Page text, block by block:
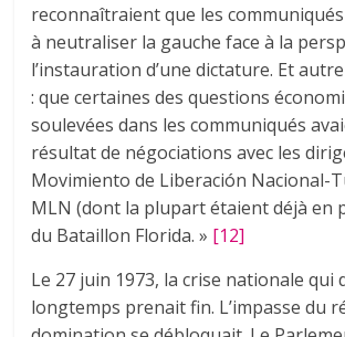
reconnaîtraient que les
à neutraliser la gauche face à la
l’instauration d’une dictature. Et
: que certaines des questions
soulevées dans les communiqués
résultat de négociations avec les
Movimiento de Liberación Nacional-
MLN (dont la plupart étaient déjà en
du Bataillon Florida. » [12]
Le 27 juin 1973, la crise nationale qui
longtemps prenait fin. L’impasse du